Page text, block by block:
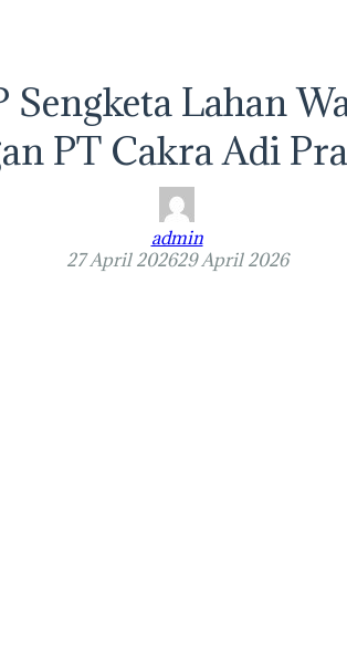
Lahan
PT Cakra Adi
admin
27 April 202629 April 2026